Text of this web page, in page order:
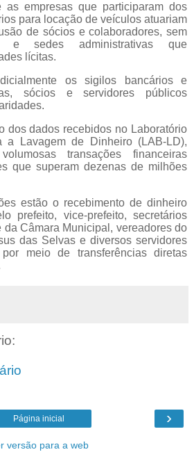
as empresas que participaram dos
para locação de veículos atuariam
de sócios e colaboradores, sem
e sedes administrativas que
lícitas.
os sigilos bancários e
sócios e servidores públicos
dos dados recebidos no Laboratório
a Lavagem de Dinheiro (LAB-LD),
transações financeiras
que superam dezenas de milhões
estão o recebimento de dinheiro
prefeito, vice-prefeito, secretários
da Câmara Municipal, vereadores do
das Selvas e diversos servidores
meio de transferências diretas
›
Página inicial
versão para a web